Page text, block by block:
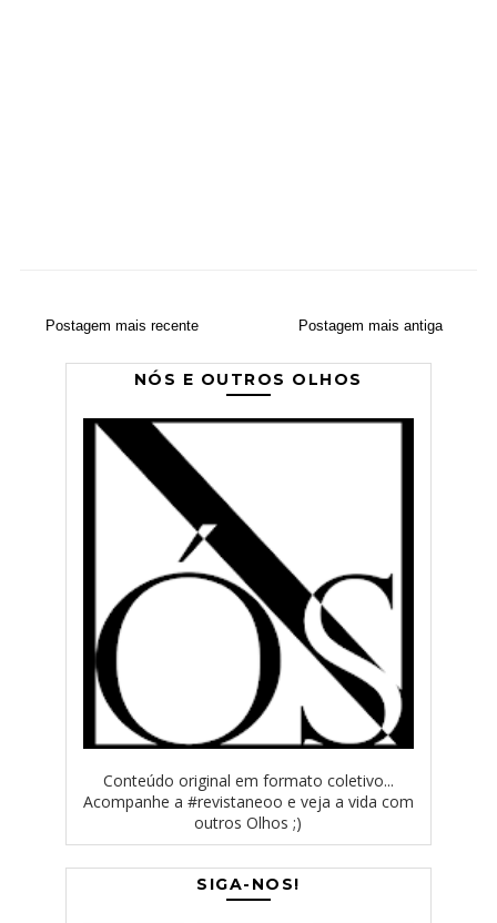
Postagem mais recente Postagem mais antiga
NÓS E OUTROS OLHOS
Conteúdo original em formato coletivo...
Acompanhe a #revistaneoo e veja a vida com
outros Olhos ;)
SIGA-NOS!